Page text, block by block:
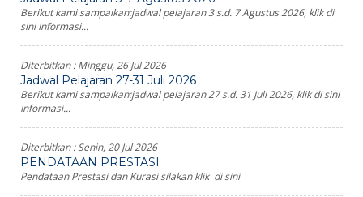
Berikut kami sampaikan:jadwal pelajaran 3 s.d. 7 Agustus 2026, klik di
sini Informasi...
Diterbitkan :Minggu, 26 Jul 2026
Jadwal Pelajaran 27-31 Juli 2026
Berikut kami sampaikan:jadwal pelajaran 27 s.d. 31 Juli 2026, klik di sini
Informasi...
Diterbitkan :Senin, 20 Jul 2026
PENDATAAN PRESTASI
Pendataan Prestasi dan Kurasi silakan klik di sini